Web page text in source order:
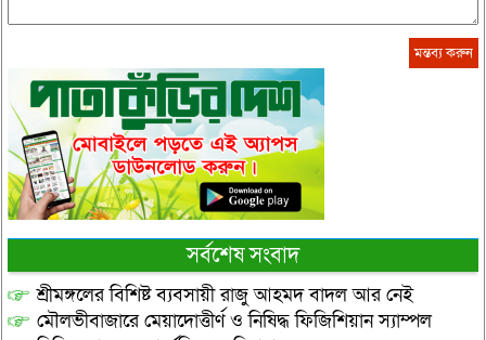
সর্বশেষ সংবাদ
শ্রীমঙ্গলের বিশিষ্ট ব্যবসায়ী রাজু আহমদ বাদল আর নেই
মৌলভীবাজারে মেয়াদোত্তীর্ণ ও নিষিদ্ধ ফিজিশিয়ান স্যাম্পল